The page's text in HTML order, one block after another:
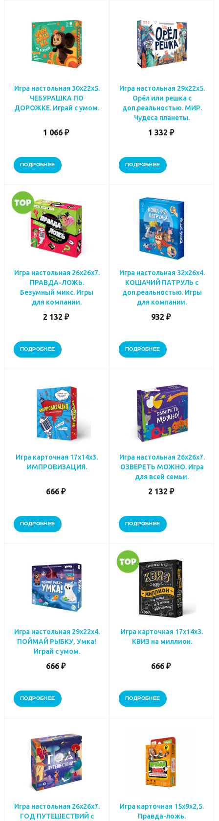
Игра настольная 30х22х5.
ЧЕБУРАШКА ПО
ДОРОЖКЕ. Играй с умом.
1 066 ₽
ПОДРОБНЕЕ
Игра настольная 29х22х5.
Орёл или решка с
доп.реальностью. МИР.
Чудеса планеты.
1 332 ₽
ПОДРОБНЕЕ
Игра настольная 26х26х7.
ПРАВДА-ЛОЖЬ.
Безумный микс. Игры
для компании.
2 132 ₽
ПОДРОБНЕЕ
Игра настольная 32х26х4.
КОШАЧИЙ ПАТРУЛЬ с
доп.реальностью. Игры
для компании.
932 ₽
ПОДРОБНЕЕ
Игра карточная 17х14х3.
ИМПРОВИЗАЦИЯ.
666 ₽
ПОДРОБНЕЕ
Игра настольная 26х26х7.
ОЗВЕРЕТЬ МОЖНО. Игра
для всей семьи.
2 132 ₽
ПОДРОБНЕЕ
Игра настольная 29х22х4.
ПОЙМАЙ РЫБКУ, Умка!
Играй с умом.
666 ₽
ПОДРОБНЕЕ
Игра карточная 17х14х3.
КВИЗ на миллион.
666 ₽
ПОДРОБНЕЕ
Игра настольная 26х26х7.
ГОД ПУТЕШЕСТВИЙ с
Игра карточная 15х9х2,5.
Правда-ложь.